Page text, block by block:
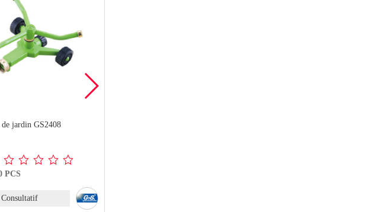
Arroseur de jardin GS2407
Points：
Vendu: 0 PCS
Consultatif